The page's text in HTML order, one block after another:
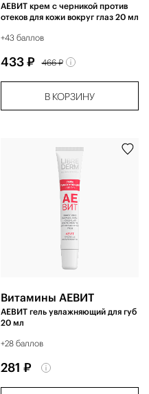
АЕВИТ крем с черникой против
отеков для кожи вокруг глаз 20 мл
+43 баллов
433 ₽ 466 ₽
В КОРЗИНУ
Витамины АЕВИТ
АЕВИТ гель увлажняющий для губ
20 мл
+28 баллов
281 ₽